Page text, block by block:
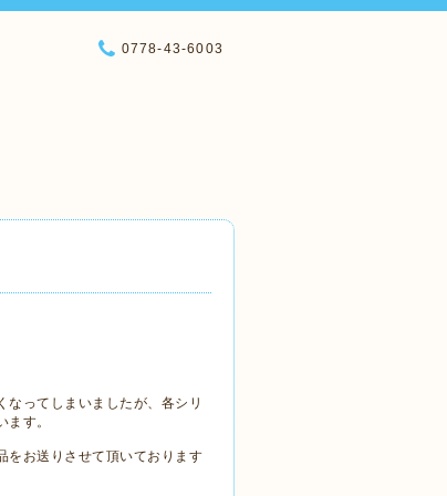
0778-43-6003
ってしまいましたが、各シリ
す。
をお送りさせて頂いております